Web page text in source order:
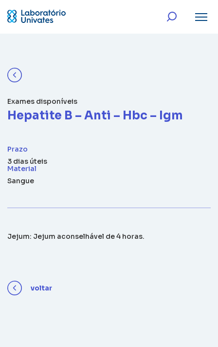
Exames disponíveis
Hepatite B – Anti – Hbc – Igm
Prazo
3 dias úteis
Material
Sangue
Jejum: Jejum aconselhável de 4 horas.
voltar